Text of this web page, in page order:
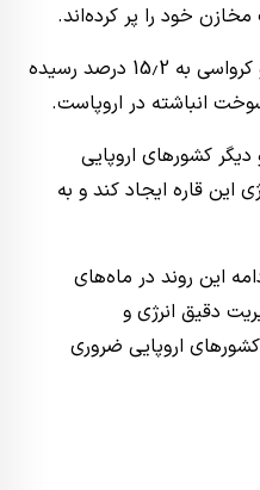
ذخایر لتونی نیز به 22٫5 درصد و کرواسی به 15٫2 درصد رسیده
انباشته در اروپاست.
کشورهای اروپایی
این قاره ایجاد کند و به
این روند در ماه‌های
دقیق انرژی و
اروپایی ضروری